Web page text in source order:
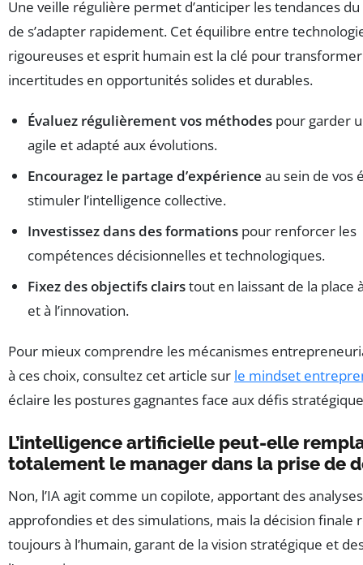
Une veille régulière permet d’anticiper les tendances
de s’adapter rapidement. Cet équilibre entre
rigoureuses et esprit humain est la clé pour
incertitudes en opportunités solides et durables.
Évaluez régulièrement vos méthodes pour garder
agile et adapté aux évolutions.
Encouragez le partage d’expérience au sein de vos
stimuler l’intelligence collective.
Investissez dans des formations pour renforcer les
compétences décisionnelles et technologiques.
Fixez des objectifs clairstout en laissant de la place
et à l’innovation.
Pour mieux comprendre les mécanismes
à ces choix, consultez cet article sur le mindset
éclaire les postures gagnantes face aux défis
L’intelligence artificielle peut-elle
totalement le manager dans la prise de
Non, l’IA agit comme un copilote, apportant des analyses
approfondies et des simulations, mais la décision finale
toujours à l’humain, garant de la vision stratégique et